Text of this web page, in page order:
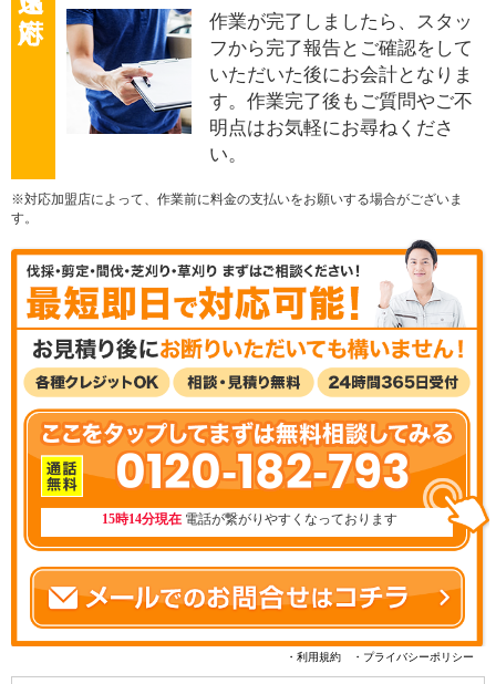
作業が完了しましたら、スタッ
フから完了報告とご確認をして
いただいた後にお会計となりま
す。作業完了後もご質問やご不
明点はお気軽にお尋ねくださ
い。
※対応加盟店によって、作業前に料金の支払いをお願いする場合がございま
す。
0120-182-793
15時14分現在 電話が繋がりやすくなっております
・利用規約 ・プライバシーポリシー